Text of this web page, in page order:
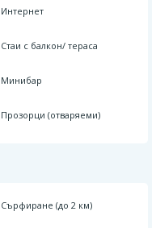
Интернет
Стаи с балкон/ тераса
Минибар
Прозорци (отваряеми)
Сърфиране (до 2 км)